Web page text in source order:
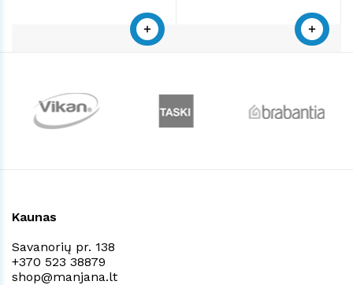
Kaunas
Savanorių pr. 138
+370 523 38879
shop@manjana.lt